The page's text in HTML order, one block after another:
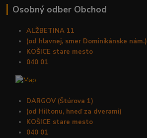
Osobný odber Obchod
ALŽBETINA 11
(od hlavnej, smer Dominikánske nám.)
KOŠICE stare mesto
040 01
DARGOV (Štúrova 1)
(od Hiltonu, hneď za dverami)
KOŠICE stare mesto
040 01